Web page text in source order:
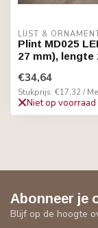
LIJST &
Plint MD025
27 mm), lengte
€34,64
Stukprijs: €17,32 /
Niet op voorraad
Abonneer je
Blijf op de hoogte